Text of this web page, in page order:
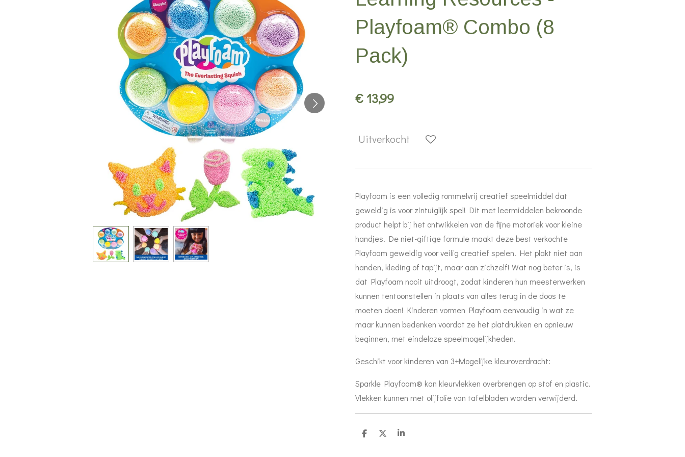
Playfoam® Combo (8
Pack)
€ 13,99
Uitverkocht
Playfoam is een volledig rommelvrij creatief speelmiddel dat
geweldig is voor zintuiglijk spel! Dit met leermiddelen bekroonde
product helpt bij het ontwikkelen van de fijne motoriek voor kleine
handjes. De niet-giftige formule maakt deze best verkochte
Playfoam geweldig voor veilig creatief spelen. Het plakt niet aan
handen, kleding of tapijt, maar aan zichzelf! Wat nog beter is, is
dat Playfoam nooit uitdroogt, zodat kinderen hun meesterwerken
kunnen tentoonstellen in plaats van alles terug in de doos te
moeten doen! Kinderen vormen Playfoam eenvoudig in wat ze
maar kunnen bedenken voordat ze het platdrukken en opnieuw
beginnen, met eindeloze speelmogelijkheden.
Geschikt voor kinderen van 3+Mogelijke kleuroverdracht:
Sparkle Playfoam® kan kleurvlekken overbrengen op stof en plastic.
Vlekken kunnen met olijfolie van tafelbladen worden verwijderd.
D
D
S